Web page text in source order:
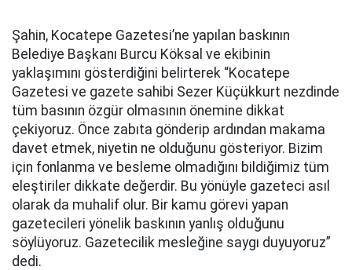
Şahin, Kocatepe Gazetesi’ne yapılan baskının
Belediye Başkanı Burcu Köksal ve ekibinin
yaklaşımını gösterdiğini belirterek “Kocatepe
Gazetesi ve gazete sahibi Sezer Küçükkurt nezdinde
tüm basının özgür olmasının önemine dikkat
çekiyoruz. Önce zabıta gönderip ardından makama
davet etmek, niyetin ne olduğunu gösteriyor. Bizim
için fonlanma ve besleme olmadığını bildiğimiz tüm
eleştiriler dikkate değerdir. Bu yönüyle gazeteci asıl
olarak da muhalif olur. Bir kamu görevi yapan
gazetecileri yönelik baskının yanlış olduğunu
söylüyoruz. Gazetecilik mesleğine saygı duyuyoruz”
dedi.